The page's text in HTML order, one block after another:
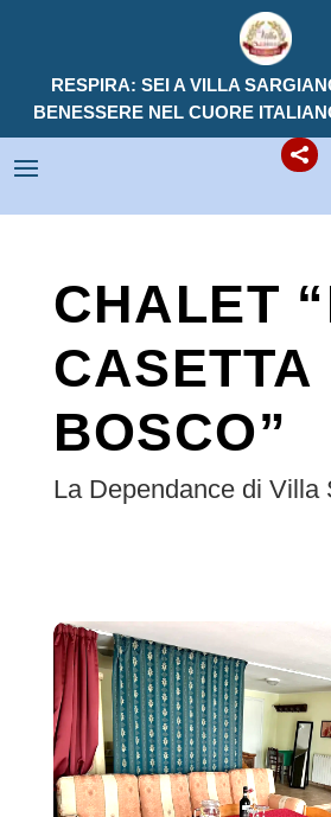
RESPIRA: SEI A VILLA
BENESSERE NEL CUORE

CHALET
CASETTA
BOSCO”
La Dependance di Villa